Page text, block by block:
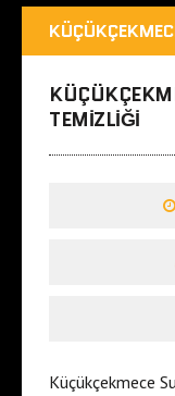
TEMIZLIĞI
Küçükçekmece